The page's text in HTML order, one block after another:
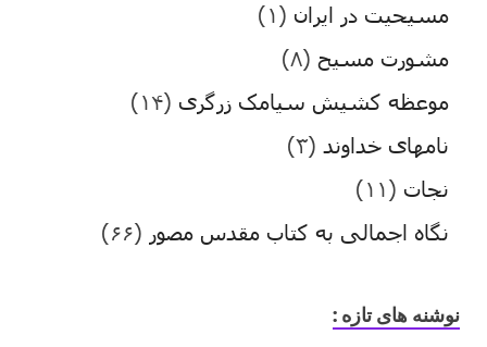
مسیحیت در ایران (۱)
مشورت مسیح (۸)
موعظه کشیش سیامک زرگری (۱۴)
نامهای خداوند (۳)
نجات (۱۱)
نگاه اجمالی به کتاب مقدس مصور (۶۶)
نوشنه های تازه :